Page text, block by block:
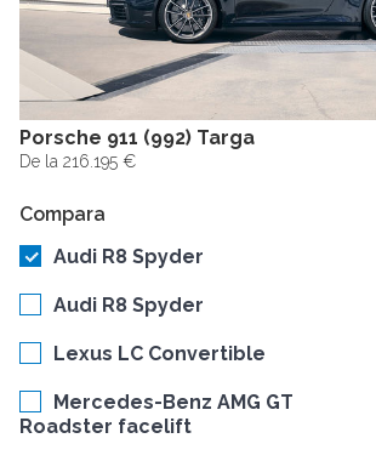
Porsche 911 (992) Targa
De la 216.195 €
Compara
Audi R8 Spyder
Audi R8 Spyder
Lexus LC Convertible
Mercedes-Benz AMG GT
Roadster facelift